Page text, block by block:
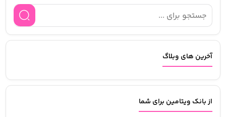
آخرین های وبلاگ
از بانک ویتامین برای شما